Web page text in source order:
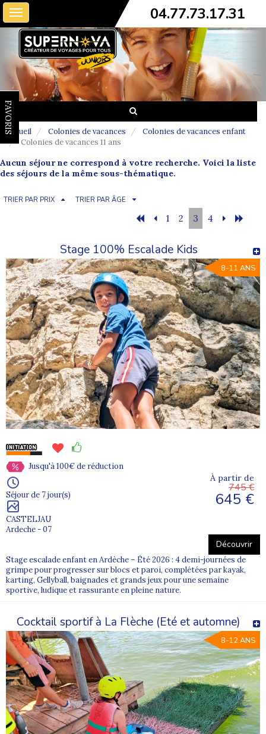
Toggle
navigation
04.77.73.17.31
FAVORIS
Accueil Colonies de vacances
Colonies de vacances enfant
Colonies de vacances 11 ans
Aucun séjour ne correspond à votre recherche. Voici la liste
des séjours de la même sous-thématique.
TRIER PAR PRIX TRIER PAR ÂGE
1 2 3 4
Stage 100% Escalade Kids
8-11 ANS
Jusqu'à 100€ de réduction
Séjour de 7 jour(s)
CASTELJAU
Ardeche - 07
À partir de
745 €
645 €
Découvrir
Stage escalade enfant en Ardèche – Été 2026 : 4 demi-journées de
grimpe pour progresser sur blocs et paroi, complétées par kayak,
karting, Gellyball, baignades et grands jeux pour une semaine
sportive, ludique et rassurante en pleine nature.
Cocktail sportif à La Flèche (Eté et automne)
8-12 ANS